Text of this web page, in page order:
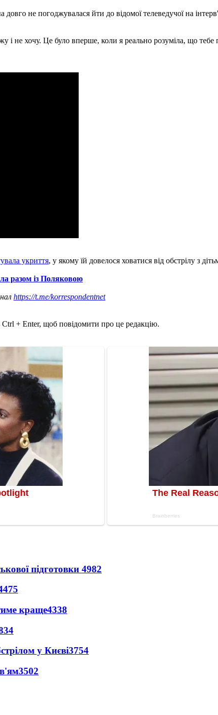
не погоджувалася йти до відомої телеведучої на
не хочу. Це було вперше, коли я реально розуміла, що тебе
укриття, у якому їй довелося ховатися від обстрілу з
разом із Поляковою
https://t.me/korrespondentnet
Ctrl + Enter, щоб повідомити про це редакцію.
підготовки 4982
краще4338
у Києві3754
3502